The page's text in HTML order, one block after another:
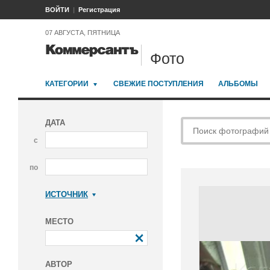
ВОЙТИ Регистрация
07 АВГУСТА, ПЯТНИЦА
Фото
КАТЕГОРИИ СВЕЖИЕ ПОСТУПЛЕНИЯ АЛЬБОМЫ
ДАТА
с
по
ИСТОЧНИК
МЕСТО
АВТОР